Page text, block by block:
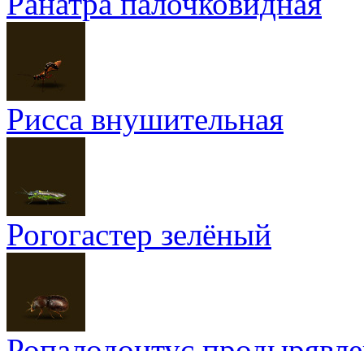
Рисса внушительная
Рогогастер зелёный